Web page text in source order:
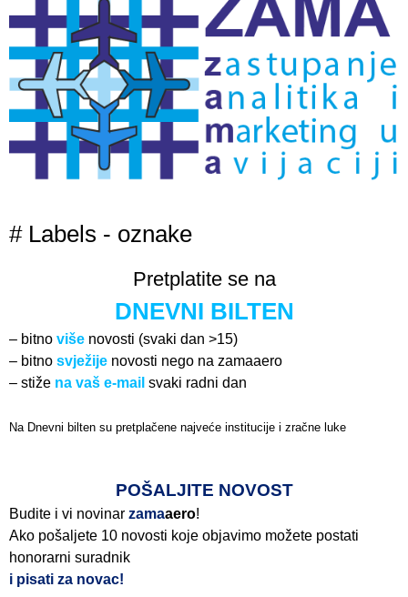
# Labels - oznake
Pretplatite se na
DNEVNI BILTEN
– bitno više novosti (svaki dan >15)
– bitno svježije novosti nego na zamaaero
– stiže na vaš e-mail svaki radni dan
Na Dnevni bilten su pretplačene najveće institucije i zračne luke
POŠALJITE NOVOST
Budite i vi novinar zamaaero!
Ako pošaljete 10 novosti koje objavimo možete postati
honorarni suradnik
i pisati za novac!